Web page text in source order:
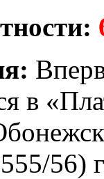
в
56)